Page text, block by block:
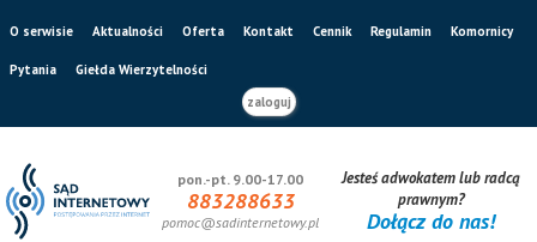
O serwisie Aktualności Oferta Kontakt Cennik Regulamin Komornicy
Pytania
Giełda Wierzytelności
zaloguj
pon.-pt. 9.00-17.00
883288633
pomoc@sadinternetowy.pl
Jesteś adwokatem lub radcą
prawnym?
Dołącz do nas!